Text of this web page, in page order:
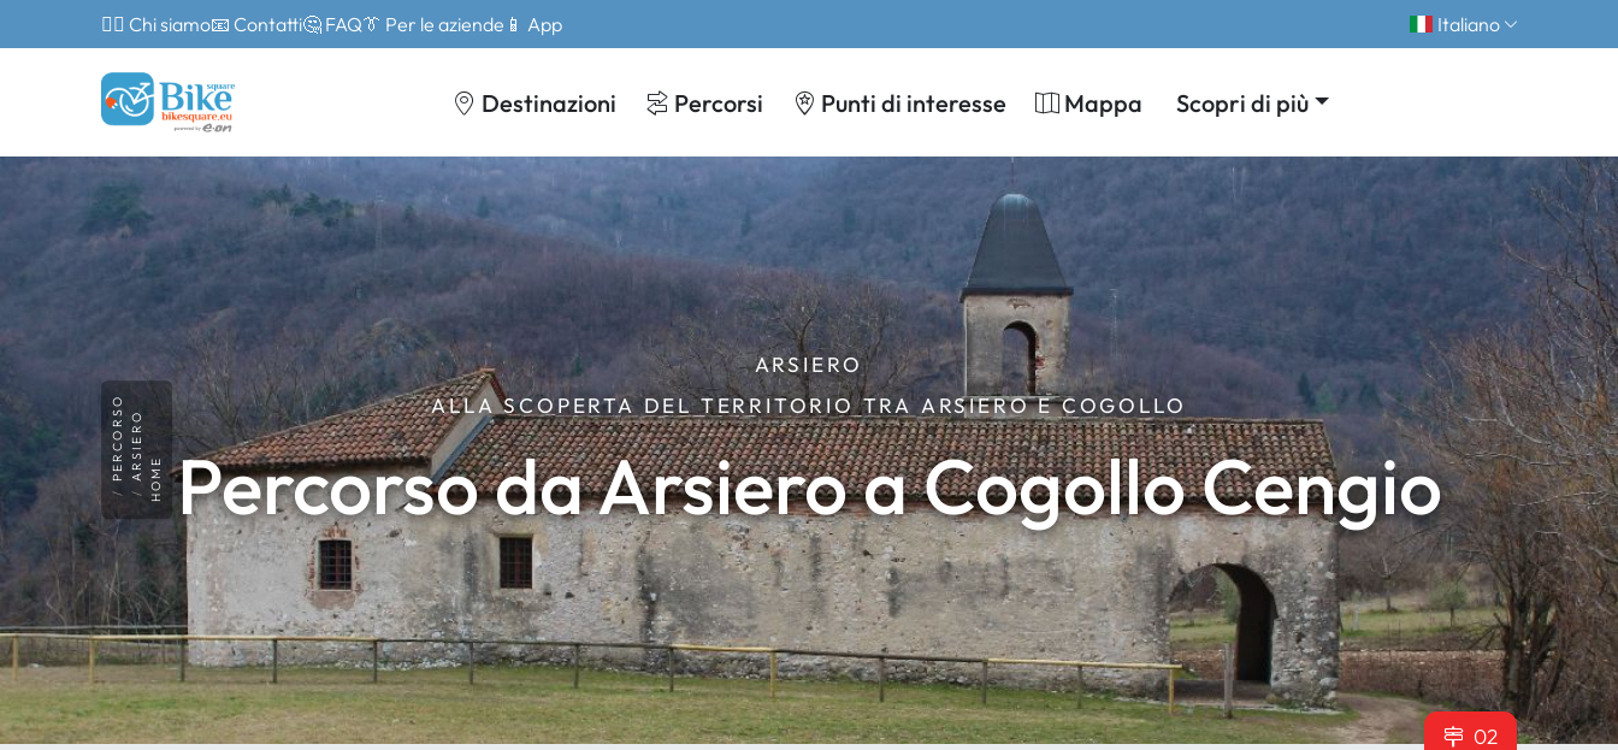
🙎‍♂️ Chi siamo📧 Contatti🤔 FAQ👔 Per le aziende 📱 App Italiano
Destinazioni Percorsi Punti di interesse Mappa Scopri di più
ARSIERO
ALLA SCOPERTA DEL TERRITORIO TRA ARSIERO E COGOLLO
Percorso da Arsiero a Cogollo Cengio
HOME
ARSIERO
PERCORSO
02